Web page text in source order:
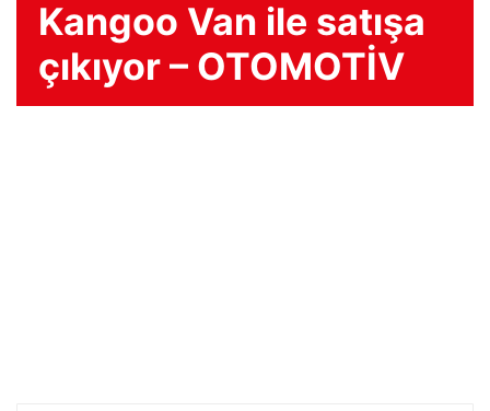
Kangoo Van ile satışa
çıkıyor – OTOMOTİV